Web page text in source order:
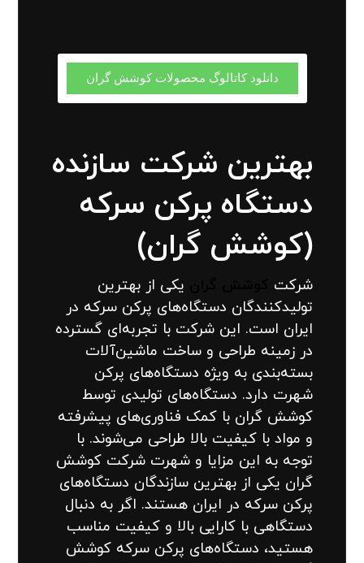
دانلود کاتالوگ محصولات کوشش گران
بهترین شرکت سازنده
دستگاه پرکن سرکه
(کوشش گران)
شرکت
یکی از بهترین
تولیدکنندگان دستگاه‌های پرکن سرکه در
ایران است. این شرکت با تجربه‌ای گسترده
در زمینه طراحی و ساخت ماشین‌آلات
بسته‌بندی به ویژه دستگاه‌های پرکن
شهرت دارد. دستگاه‌های تولیدی توسط
کوشش گران با کمک فناوری‌های پیشرفته
و مواد با کیفیت بالا طراحی می‌شوند. با
توجه به این مزایا و شهرت شرکت کوشش
گران یکی از بهترین سازندگان دستگاه‌های
پرکن سرکه در ایران هستند. اگر به دنبال
دستگاهی با کارایی بالا و کیفیت مناسب
هستید، دستگاه‌های پرکن سرکه کوشش